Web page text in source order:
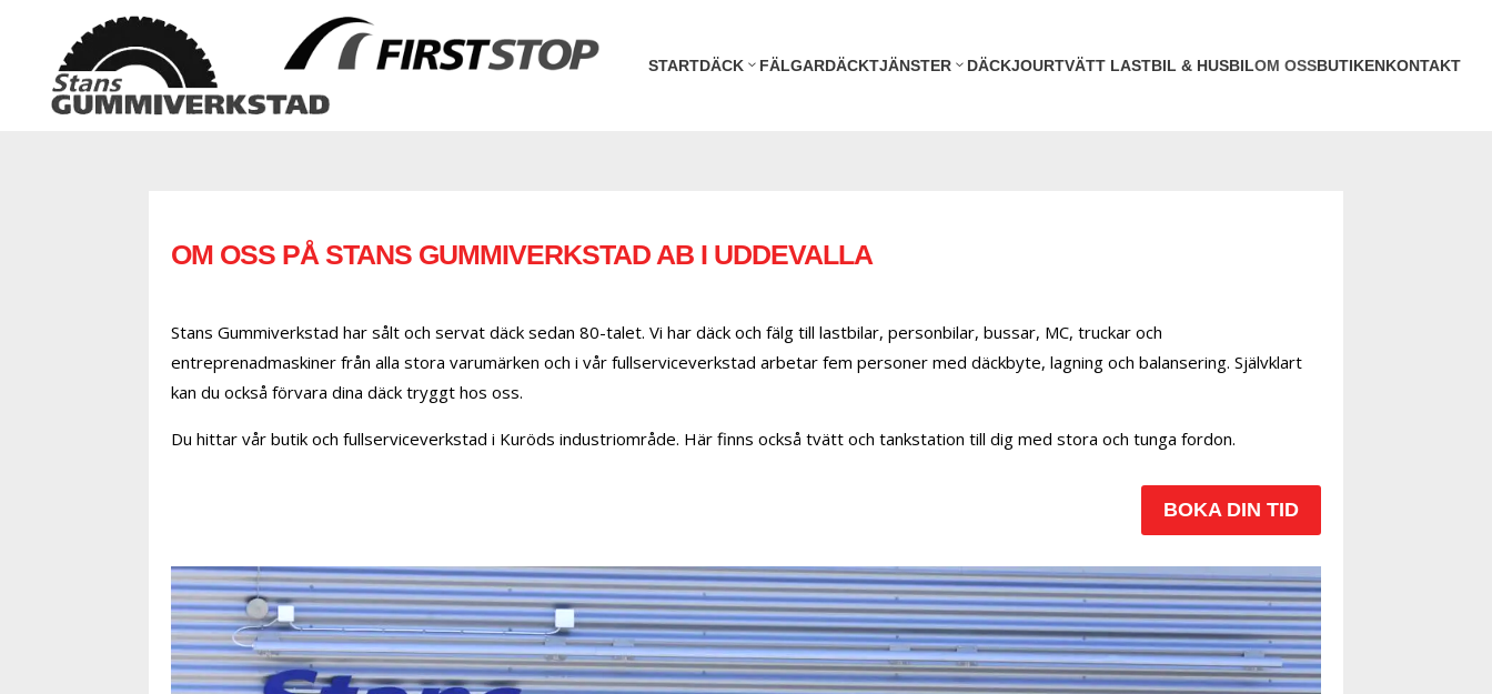
STARTDÄCK FÄLGARDÄCKTJÄNSTER DÄCKJOURTVÄTT LASTBIL & HUSBILOM OSSBUTIKENKONTAKT
OM OSS PÅ STANS GUMMIVERKSTAD AB I UDDEVALLA
Stans Gummiverkstad har sålt och servat däck sedan 80-talet. Vi har däck och fälg till lastbilar, personbilar, bussar, MC, truckar och
entreprenadmaskiner från alla stora varumärken och i vår fullserviceverkstad arbetar fem personer med däckbyte, lagning och balansering. Självklart
kan du också förvara dina däck tryggt hos oss.
Du hittar vår butik och fullserviceverkstad i Kuröds industriområde. Här finns också tvätt och tankstation till dig med stora och tunga fordon.
BOKA DIN TID